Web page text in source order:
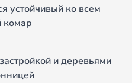
устойчивый ко всем
комар
и деревьями